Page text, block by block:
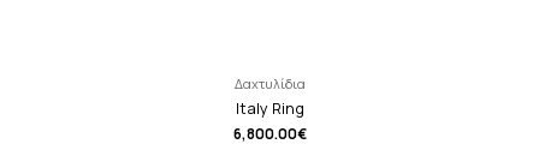
Δαχτυλίδια
Italy Ring
6,800.00€